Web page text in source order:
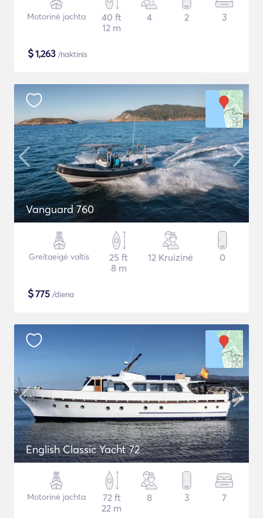
Motorinė jachta
40 ft
12 m
4 2 3
$1,263 /naktinis
Vanguard 760
Greitaeigė valtis
25 ft
8 m
12 Kruizinė 0
$775 /diena
English Classic Yacht 72
Motorinė jachta
72 ft
22 m
8 3 7